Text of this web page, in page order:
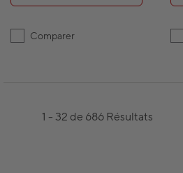
Comparer
1 - 32 de 686 Résultats